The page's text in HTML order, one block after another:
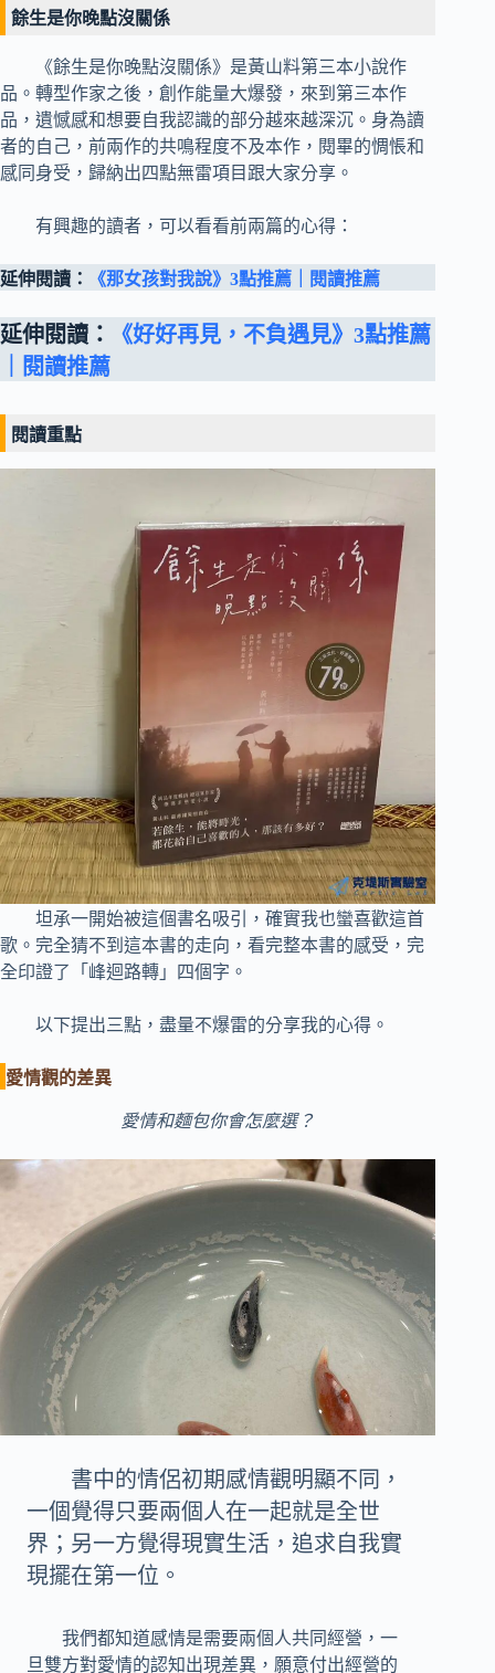
餘生是你晚點沒關係
《餘生是你晚點沒關係》是黃山料第三本小說作
品。轉型作家之後，創作能量大爆發，來到第三本作
品，遺憾感和想要自我認識的部分越來越深沉。身為讀
者的自己，前兩作的共鳴程度不及本作，閱畢的惆悵和
感同身受，歸納出四點無雷項目跟大家分享。
有興趣的讀者，可以看看前兩篇的心得：
延伸閱讀： 《那女孩對我說》3點推薦｜閱讀推薦
延伸閱讀：
《好好再見，不負遇見》3點推薦
｜閱讀推薦
閱讀重點
坦承一開始被這個書名吸引，確實我也蠻喜歡這首
歌。完全猜不到這本書的走向，看完整本書的感受，完
全印證了「峰迴路轉」四個字。
以下提出三點，盡量不爆雷的分享我的心得。
愛情觀的差異
愛情和麵包你會怎麼選？
書中的情侶初期感情觀明顯不同，
一個覺得只要兩個人在一起就是全世
界；另一方覺得現實生活，追求自我實
現擺在第一位。
我們都知道感情是需要兩個人共同經營，一
旦雙方對愛情的認知出現差異，願意付出經營的